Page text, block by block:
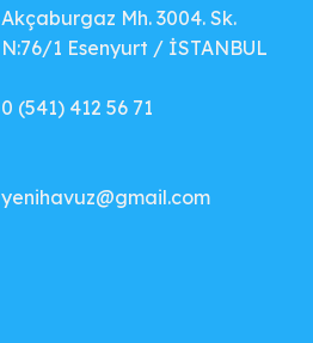
Akçaburgaz Mh. 3004. Sk.
N:76/1 Esenyurt / İSTANBUL
0 (541) 412 56 71
yenihavuz@gmail.com